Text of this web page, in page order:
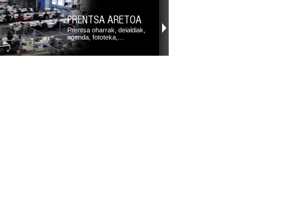
PRENTSA ARETOA
Prentsa oharrak, deialdiak,
agenda, fototeka,…